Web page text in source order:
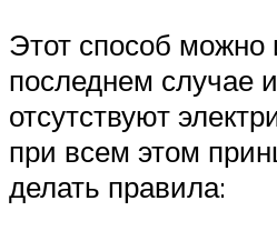
Этот способ можно
последнем случае
отсутствуют
при всем этом
делать правила: